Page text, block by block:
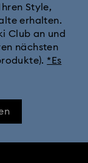
Style,
erhalten.
Club an und
nächsten
*Es